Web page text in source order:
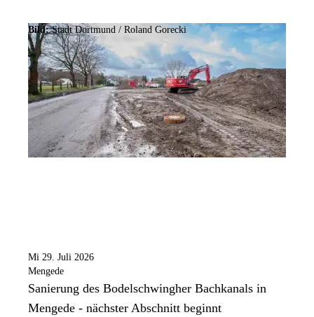
Bild:Stadt Dortmund / Roland Gorecki
Mi 29. Juli 2026
Mengede
Sanierung des Bodelschwingher Bachkanals in
Mengede - nächster Abschnitt beginnt